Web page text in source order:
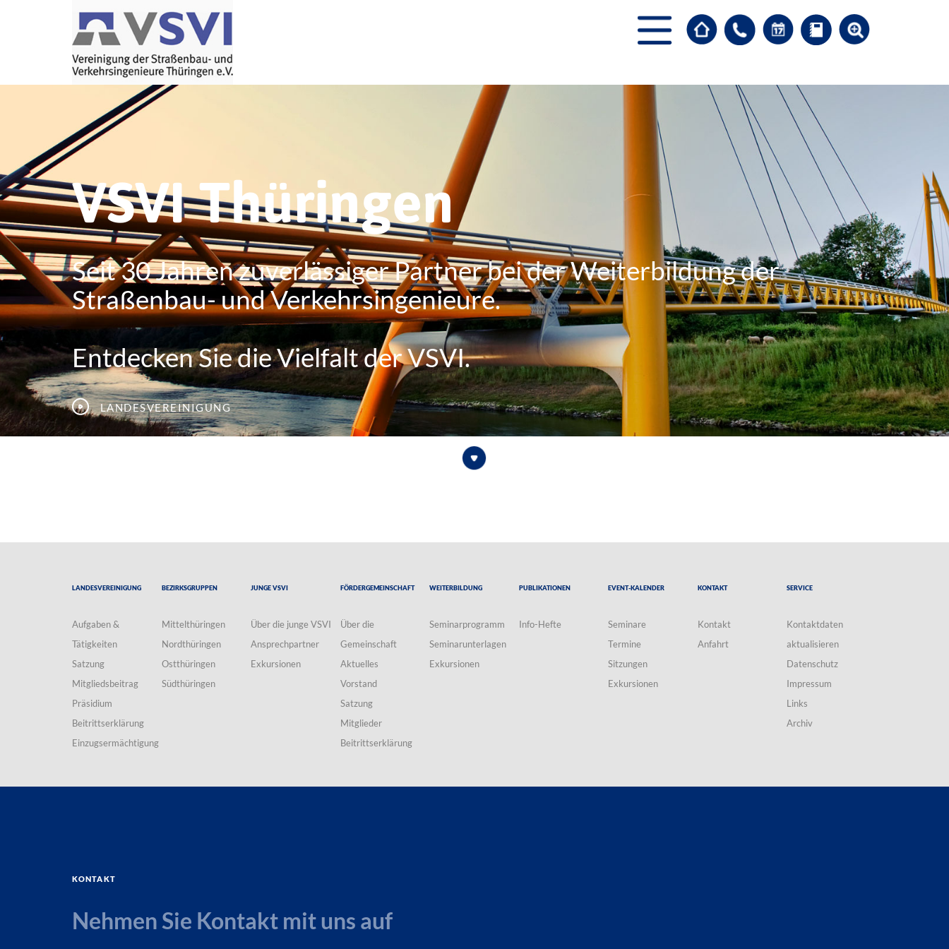
VSVI Thüringen
Seit 30 Jahren zuverlässiger Partner bei der Weiterbildung der
Straßenbau- und Verkehrsingenieure.
Entdecken Sie die Vielfalt der VSVI.
Landesvereinigung
Landesvereinigung
Aufgaben &
Tätigkeiten
Satzung
Mitgliedsbeitrag
Präsidium
Beitrittserklärung
Einzugsermächtigung
Bezirksgruppen
Mittelthüringen
Nordthüringen
Ostthüringen
Südthüringen
Junge VSVI
Über die junge VSVI
Ansprechpartner
Exkursionen
Fördergemeinschaft
Über die
Gemeinschaft
Aktuelles
Vorstand
Satzung
Mitglieder
Beitrittserklärung
Weiterbildung
Seminarprogramm
Seminarunterlagen
Exkursionen
Publikationen
Info-Hefte
Event-Kalender
Seminare
Termine
Sitzungen
Exkursionen
Kontakt
Kontakt
Anfahrt
Service
Kontaktdaten
aktualisieren
Datenschutz
Impressum
Links
Archiv
Kontakt
Nehmen Sie Kontakt mit uns auf